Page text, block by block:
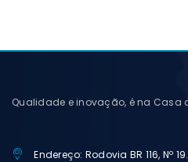
Qualidade e inovação, é na Casa
Endereço: Rodovia BR 116, Nº